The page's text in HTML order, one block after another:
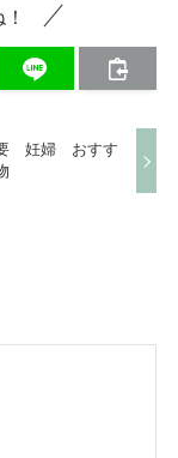
妊婦 おすす
物